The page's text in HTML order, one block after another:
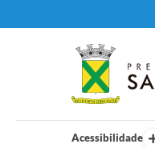
Acessibilidade